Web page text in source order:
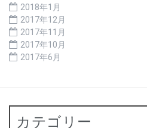
2018年1月
2017年12月
2017年11月
2017年10月
2017年6月
カテゴリー